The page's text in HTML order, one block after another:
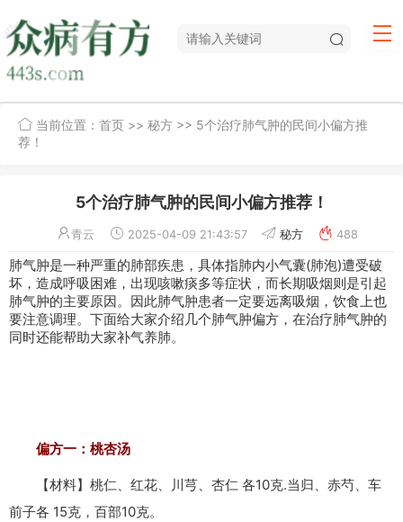
当前位置： 首页 >> 秘方 >> 5个治疗肺气肿的民间小偏方推
荐！
5个治疗肺气肿的民间小偏方推荐！
青云 2025-04-09 21:43:57 秘方 488
肺气肿是一种严重的肺部疾患，具体指肺内小气囊(肺泡)遭受破
坏，造成呼吸困难，出现咳嗽痰多等症状，而长期吸烟则是引起
肺气肿的主要原因。因此肺气肿患者一定要远离吸烟，饮食上也
要注意调理。下面给大家介绍几个肺气肿偏方 ，在治疗肺气肿的
同时还能帮助大家补气养肺。
偏方一：桃杏汤
【材料】桃仁、红花、川芎、杏仁 各10克.当归、赤芍、车
前子各 15克，百部10克。